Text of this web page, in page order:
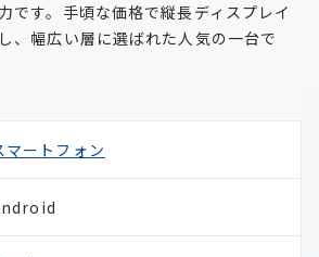
です。手頃な価格で縦長ディスプレイ
、幅広い層に選ばれた人気の一台で
マートフォン